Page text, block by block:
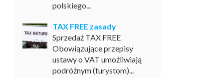
polskiego...
TAX FREE zasady
Sprzedaż TAX FREE
Obowiązujące przepisy
ustawy o VAT umożliwiają
podróżnym (turystom)...